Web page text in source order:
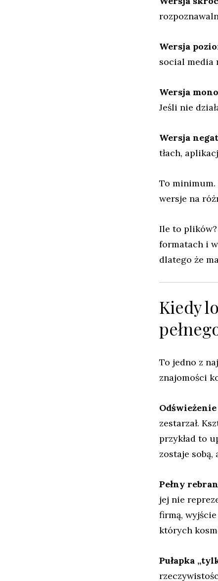
Wersja
social media
Wersja
Jeśli nie
Wersja
tłach,
To
wersje na
Ile to
formatach i
dlatego że
Kiedy
To jedno z
znajomości
zestarzał.
przykład to
zostaje sobą,
Pełny
jej nie
firmą,
których
Pułapka